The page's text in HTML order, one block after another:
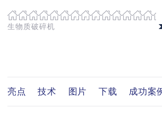
生物质破碎机
亮点 技术 图片 下载 成功案